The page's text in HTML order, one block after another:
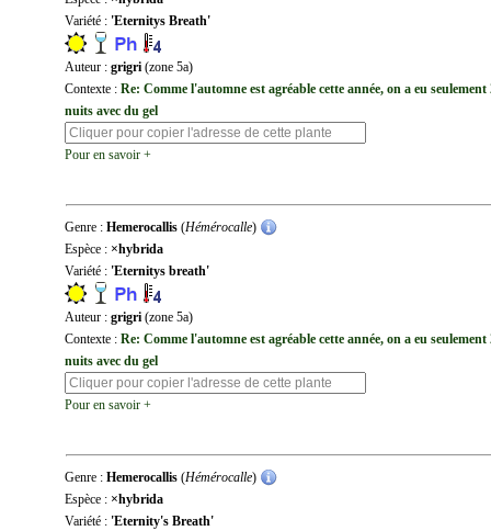
Variété : 'Eternitys Breath'
Auteur : grigri (zone 5a)
Contexte : Re: Comme l'automne est agréable cette année, on a eu seulement
nuits avec du gel
Pour en savoir +
Genre : Hemerocallis (Hémérocalle)
Espèce : ×hybrida
Variété : 'Eternitys breath'
Auteur : grigri (zone 5a)
Contexte : Re: Comme l'automne est agréable cette année, on a eu seulement
nuits avec du gel
Pour en savoir +
Genre : Hemerocallis (Hémérocalle)
Espèce : ×hybrida
Variété : 'Eternity's Breath'